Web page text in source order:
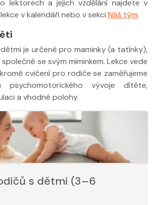
lektorech a jejich vzdělání najdete v
v kalendáři nebo v sekci Náš tým.
je určené pro maminky (a tatínky),
se svým miminkem. Lekce vede
cvičení pro rodiče se zaměřujeme
vývoje dítěte,
a vhodné polohy.
s dětmi (3–6